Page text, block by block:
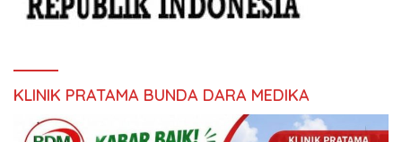
KLINIK PRATAMA BUNDA DARA MEDIKA